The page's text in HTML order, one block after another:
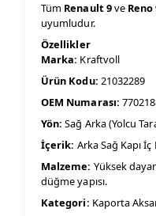
Tüm Renault 9ve Reno
uyumludur.
Özellikler
Marka: Kraftvoll
Ürün Kodu: 21032289
OEM Numarası:
Yön: Sağ Arka (Yolcu
İçerik: Arka Sağ Kapı
Malzeme: Yüksek
düğme yapısı.
Kategori: Kaporta